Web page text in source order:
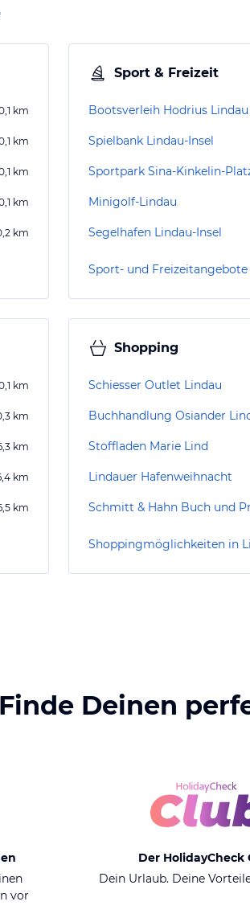
km
km
km
km
km
Sport & Freizeit
Bootsverleih Hodrius Lindau
Spielbank Lindau-Insel
Sportpark Sina-Kinkelin-
Minigolf-Lindau
Segelhafen Lindau-Insel
Sport- und Freizeitangebote
km
km
km
km
km
Shopping
Schiesser Outlet Lindau
Buchhandlung Osiander
Stoffladen Marie Lind
Lindauer Hafenweihnacht
Shoppingmöglichkeiten in
Finde Deinen
vor
Der HolidayCheck
Dein Urlaub. Deine